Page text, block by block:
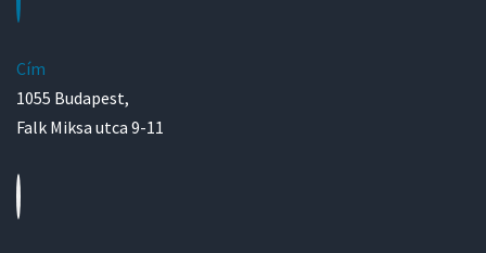
Cím
1055 Budapest,
Falk Miksa utca 9-11